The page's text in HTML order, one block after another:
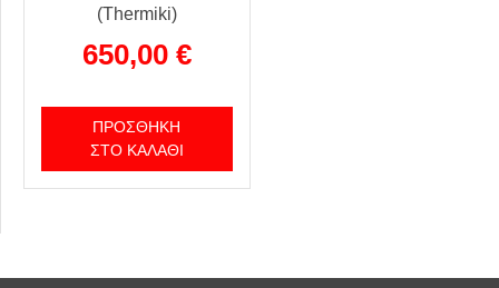
(Thermiki)
650,00 €
ΠΡΟΣΘΉΚΗ
ΣΤΟ ΚΑΛΆΘΙ